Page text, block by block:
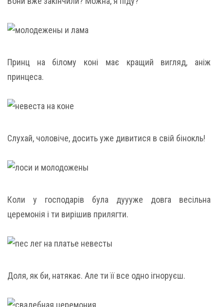
Принц на білому коні має кращий вигляд, аніж
принцеса.
Слухай, чоловіче, досить уже дивитися в свій бінокль!
Коли у господарів була дуууже довга весільна
церемонія і ти вирішив прилягти.
Доля, як би, натякає. Але ти її все одно ігноруєш.